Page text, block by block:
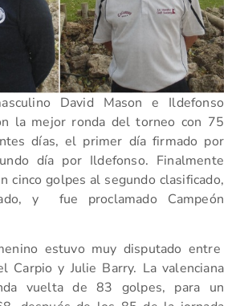
David Mason e Ildefonso
la mejor ronda del torneo con 75
días, el primer día firmado por
día por Ildefonso. Finalmente
cinco golpes al segundo clasificado,
y fue proclamado Campeón
estuvo muy disputado entre
Carpio y Julie Barry. La valenciana
vuelta de 83 golpes, para un